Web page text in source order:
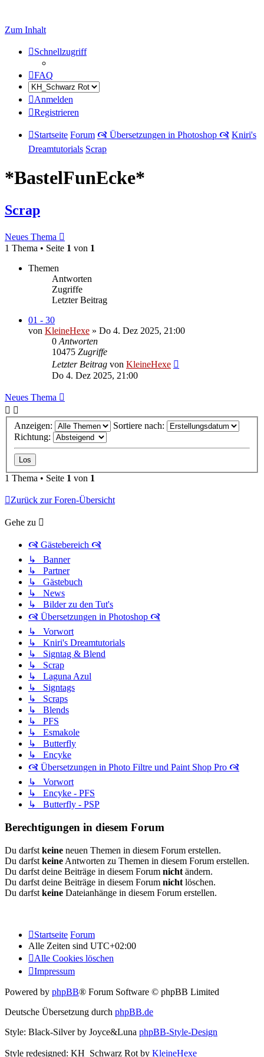
Zum Inhalt
Schnellzugriff
FAQ
Anmelden
Registrieren
Startseite Forum 🙧 Übersetzungen in Photoshop 🙧 Kniri's
Dreamtutorials Scrap
*BastelFunEcke*
Scrap
Neues Thema
1 Thema • Seite 1 von 1
Themen
Antworten
Zugriffe
Letzter Beitrag
01 - 30
von KleineHexe » Do 4. Dez 2025, 21:00
0 Antworten
10475 Zugriffe
Letzter Beitrag von KleineHexe
Do 4. Dez 2025, 21:00
Neues Thema
Anzeigen:
Sortiere nach:
Richtung:
1 Thema • Seite 1 von 1
Zurück zur Foren-Übersicht
Gehe zu
🙧 Gästebereich 🙧
↳ Banner
↳ Partner
↳ Gästebuch
↳ News
↳ Bilder zu den Tut's
🙧 Übersetzungen in Photoshop 🙧
↳ Vorwort
↳ Kniri's Dreamtutorials
↳ Signtag & Blend
↳ Scrap
↳ Laguna Azul
↳ Signtags
↳ Scraps
↳ Blends
↳ PFS
↳ Esmakole
↳ Butterfly
↳ Encyke
🙧 Übersetzungen in Photo Filtre und Paint Shop Pro 🙧
↳ Vorwort
↳ Encyke - PFS
↳ Butterfly - PSP
Berechtigungen in diesem Forum
Du darfst keine neuen Themen in diesem Forum erstellen.
Du darfst keine Antworten zu Themen in diesem Forum erstellen.
Du darfst deine Beiträge in diesem Forum nicht ändern.
Du darfst deine Beiträge in diesem Forum nicht löschen.
Du darfst keine Dateianhänge in diesem Forum erstellen.
Startseite Forum
Alle Zeiten sind UTC+02:00
Alle Cookies löschen
Impressum
Powered by phpBB® Forum Software © phpBB Limited
Deutsche Übersetzung durch phpBB.de
Style: Black-Silver by Joyce&Luna phpBB-Style-Design
Style redesigned: KH_Schwarz Rot by KleineHexe